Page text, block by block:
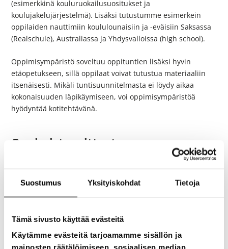
Suostumus Yksityiskohdat Tietoja
Tämä sivusto käyttää evästeitä
Käytämme evästeitä tarjoamamme sisällön ja
mainosten räätälöimiseen, sosiaalisen median
(esimerkkinä kouluruokailusuositukset ja
koulujakelujärjestelmä). Lisäksi tutustumme esimerkein
oppilaiden nauttimiin koululounaisiin ja -eväisiin Saksassa
(Realschule), Australiassa ja Yhdysvalloissa (high school).
Oppimisympäristö soveltuu oppituntien lisäksi hyvin
etäopetukseen, sillä oppilaat voivat tutustua materiaaliin
itsenäisesti. Mikäli tuntisuunnitelmasta ei löydy aikaa
kokonaisuuden läpikäymiseen, voi oppimisympäristöä
hyödyntää kotitehtävänä.
Oppimistavoitteet:
kuvata lyhyesti maksuttoman kouluruokailun historian
Suomessa.
ohjaavat tekijät Suomessa.
kertoa kouluruokailun järjestämisen tavasta